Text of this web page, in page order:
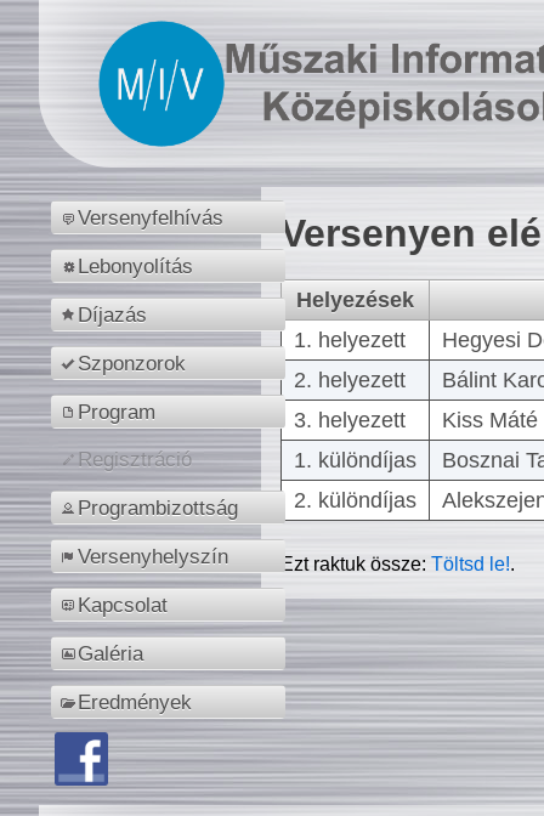
Versenyfelhívás
Lebonyolítás
Díjazás
Szponzorok
Program
Regisztráció
Programbizottság
Versenyhelyszín
Kapcsolat
Galéria
Eredmények
Versenyen
Helyezések
1. helyezett
Hegyesi
2. helyezett
Bálint
3. helyezett
Kiss
1. különdíjas
Bosznai
2. különdíjas
Ezt raktuk össze:Töltsd le!.